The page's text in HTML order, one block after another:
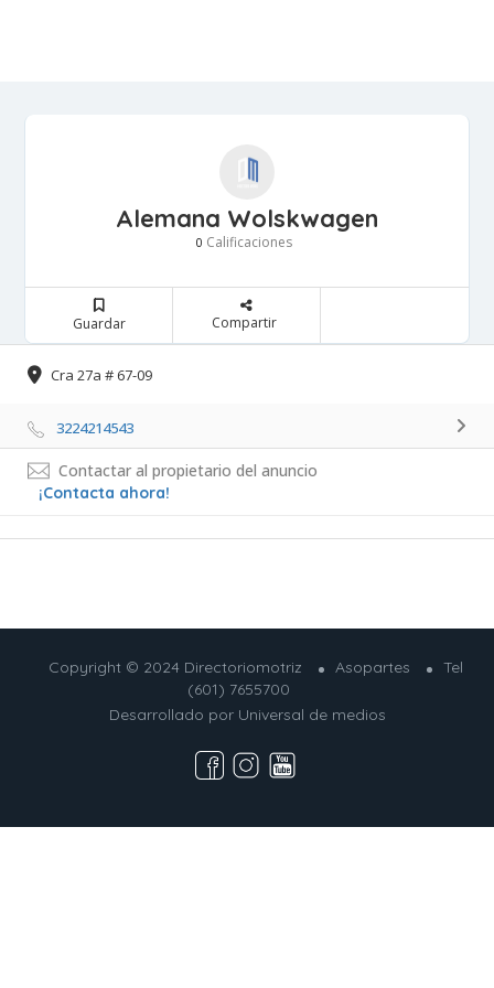
Alemana Wolskwagen
0 Calificaciones
Guardar Compartir
Cra 27a # 67-09
3224214543
Contactar al propietario del anuncio
¡Contacta ahora!
Copyright © 2024 Directoriomotriz Asopartes
Tel
(601) 7655700
Desarrollado por Universal de medios